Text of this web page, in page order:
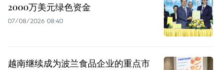
2000万美元绿色资金
07/08/2026 08:40
越南继续成为波兰食品企业的重点市